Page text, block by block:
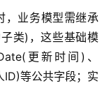
，业务模型需继承
类)，这些基础模
更新时间)、
等公共字段；实